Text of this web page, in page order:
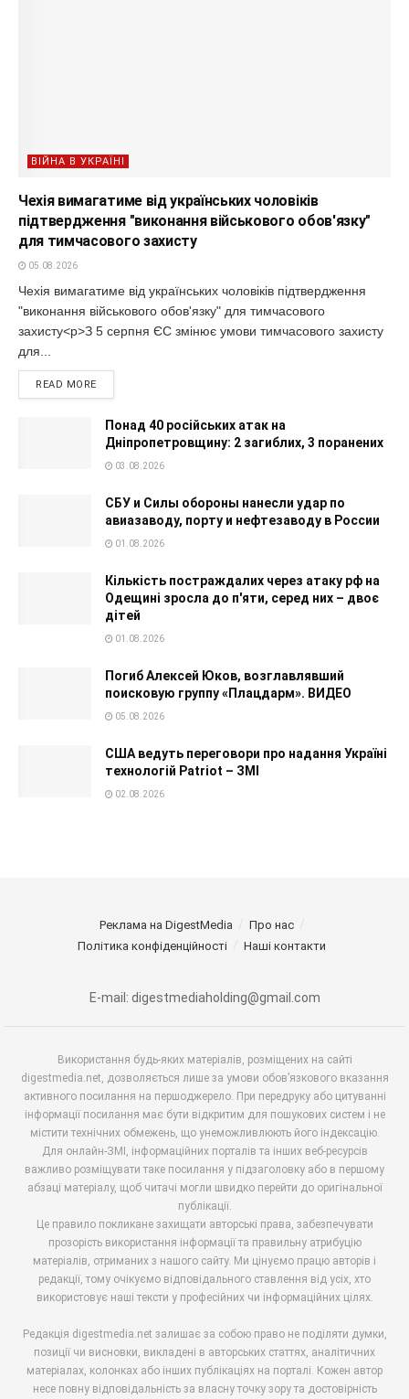
ВІЙНА В УКРАЇНІ
Чехія вимагатиме від українських чоловіків
підтвердження "виконання військового обов'язку"
для тимчасового захисту
05.08.2026
Чехія вимагатиме від українських чоловіків підтвердження
"виконання військового обов'язку" для тимчасового
захисту<p>З 5 серпня ЄС змінює умови тимчасового захисту
для...
READ MORE
Понад 40 російських атак на
Дніпропетровщину: 2 загиблих, 3 поранених
03.08.2026
СБУ и Силы обороны нанесли удар по
авиазаводу, порту и нефтезаводу в России
01.08.2026
Кількість постраждалих через атаку рф на
Одещині зросла до п'яти, серед них – двоє
дітей
01.08.2026
Погиб Алексей Юков, возглавлявший
поисковую группу «Плацдарм». ВИДЕО
05.08.2026
США ведуть переговори про надання Україні
технологій Patriot – ЗМІ
02.08.2026
Реклама на DigestMedia
Про нас
Політика конфіденційності
Наші контакти
E-mail: digestmediaholding@gmail.com
Використання будь-яких матеріалів, розміщених на сайті
digestmedia.net, дозволяється лише за умови обов’язкового вказання
активного посилання на першоджерело. При передруку або цитуванні
інформації посилання має бути відкритим для пошукових систем і не
містити технічних обмежень, що унеможливлюють його індексацію.
Для онлайн-ЗМІ, інформаційних порталів та інших веб-ресурсів
важливо розміщувати таке посилання у підзаголовку або в першому
абзаці матеріалу, щоб читачі могли швидко перейти до оригінальної
публікації.
Це правило покликане захищати авторські права, забезпечувати
прозорість використання інформації та правильну атрибуцію
матеріалів, отриманих з нашого сайту. Ми цінуємо працю авторів і
редакції, тому очікуємо відповідального ставлення від усіх, хто
використовує наші тексти у професійних чи інформаційних цілях.
Редакція digestmedia.net залишає за собою право не поділяти думки,
позиції чи висновки, викладені в авторських статтях, аналітичних
матеріалах, колонках або інших публікаціях на порталі. Кожен автор
несе повну відповідальність за власну точку зору та достовірність